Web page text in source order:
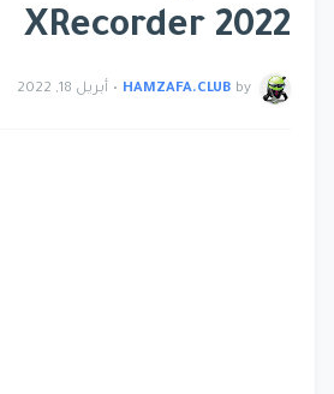
XRecorder 2022
by
HAMZAFA.CLUB
• أبريل 18, 2022